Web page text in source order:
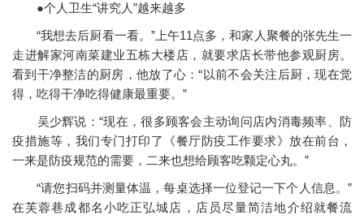
●个人卫生“讲究人”越来越多
“我想去后厨看一看。”上午11点多，和家人聚餐的张先生一
走进解家河南菜建业五栋大楼店，就要求店长带他参观厨房。
看到干净整洁的厨房，他放了心：“以前不会关注后厨，现在觉
得，吃得干净吃得健康最重要。”
吴少辉说：“现在，很多顾客会主动询问店内消毒频率、防
疫措施等，我们专门打印了《餐厅防疫工作要求》放在前台，
一来是防疫规范的需要，二来也想给顾客吃颗定心丸。”
“请您扫码并测量体温，每桌选择一位登记一下个人信息。”
在芙蓉巷成都名小吃正弘城店，店员尽量简洁地介绍就餐流